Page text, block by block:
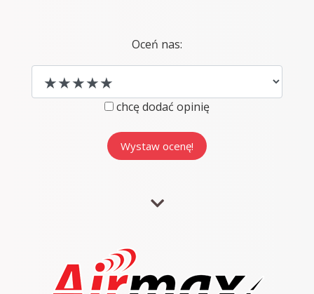
Oceń nas:
chcę dodać opinię